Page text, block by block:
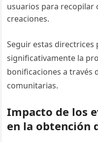
usuarios para recopilar
creaciones.
Seguir estas
significativamente la
bonificaciones a través
comunitarias.
Impacto de los
en la obtención